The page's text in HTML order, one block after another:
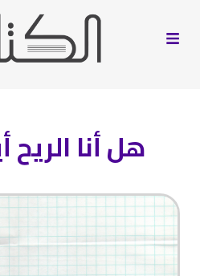
هل أنا الريح